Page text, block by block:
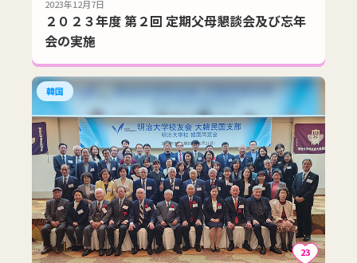
2023年12月7日
２０２３年度 第２回 定期父母懇談会及び忘年
会の実施
韓国
23